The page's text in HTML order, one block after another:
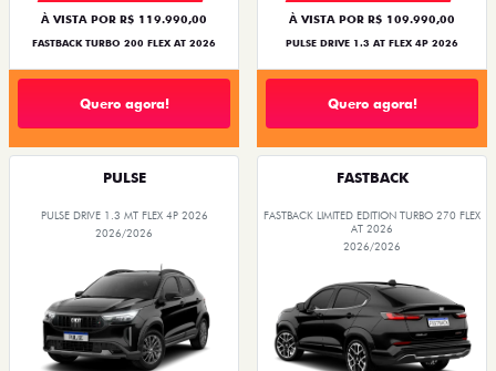
À VISTA POR R$ 119.990,00
FASTBACK TURBO 200 FLEX AT 2026
Quero agora!
À VISTA POR R$ 109.990,00
PULSE DRIVE 1.3 AT FLEX 4P 2026
Quero agora!
PULSE
PULSE DRIVE 1.3 MT FLEX 4P 2026
2026/2026
FASTBACK
FASTBACK LIMITED EDITION TURBO 270 FLEX
AT 2026
2026/2026